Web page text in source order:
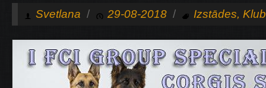
Svetlana / 29-08-2018 / Izstādes,